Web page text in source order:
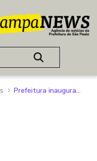
Prefeitura inaugura quatro novos bosques urbanos e cidade chega a 16 unidades em todas as regiões